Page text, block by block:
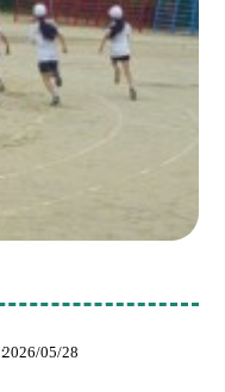
2026/05/28